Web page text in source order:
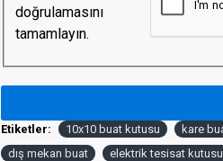
doğrulamasını
tamamlayın.
Etiketler:
10x10 buat kutusu kare
dış mekan buat
elektrik tesisat kutusu